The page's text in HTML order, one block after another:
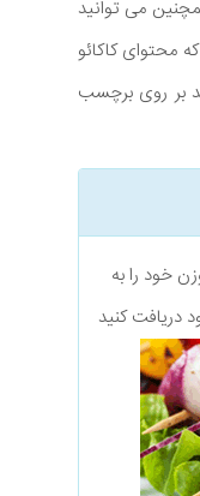
می توانید
محتوای کاکائو
(باید بر روی برچسب
خود را به
دریافت کنید